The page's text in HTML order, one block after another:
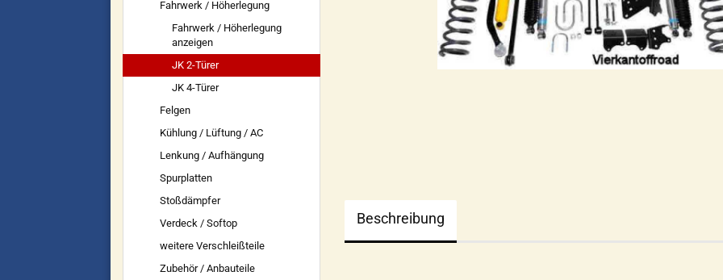
Beschreibung
Fahrwerk / Höherlegung
Fahrwerk / Höherlegung
anzeigen
JK 2-Türer
JK 4-Türer
Felgen
Kühlung / Lüftung / AC
Lenkung / Aufhängung
Spurplatten
Stoßdämpfer
Verdeck / Softop
weitere Verschleißteile
Zubehör / Anbauteile